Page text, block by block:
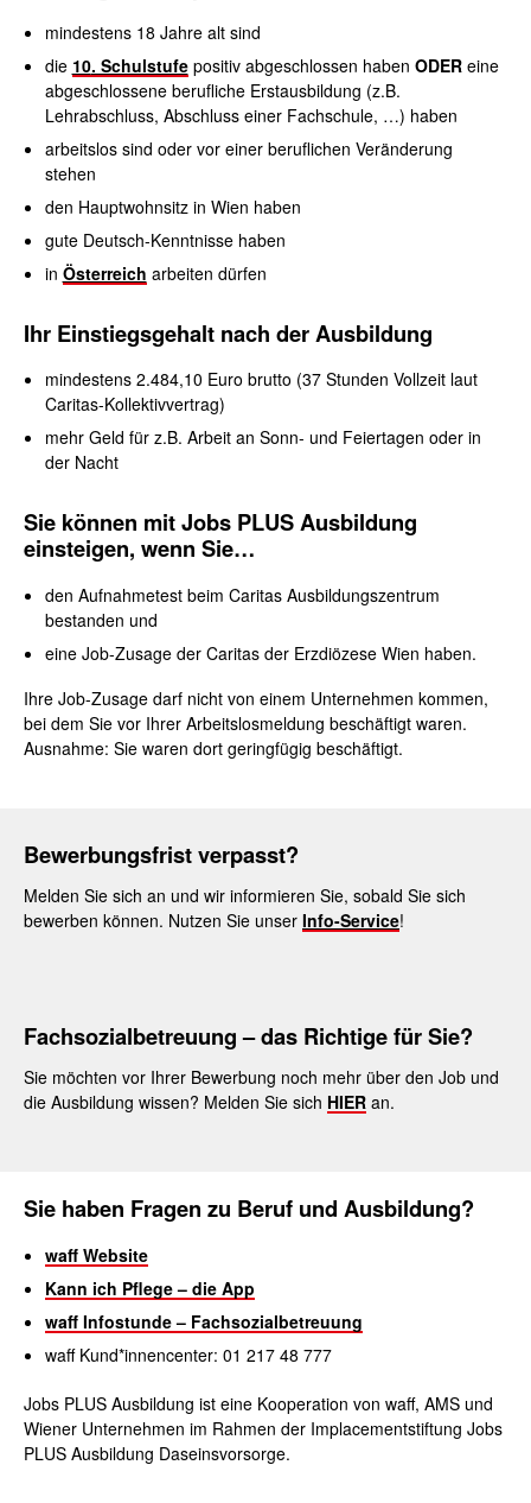
mindestens 18 Jahre alt sind
die 10. Schulstufepositiv abgeschlossen haben ODEReine
abgeschlossene berufliche Erstausbildung (z.B.
Lehrabschluss, Abschluss einer Fachschule, …) haben
arbeitslos sind oder vor einer beruflichen Veränderung
stehen
den Hauptwohnsitz in Wien haben
gute Deutsch-Kenntnisse haben
in Österreich arbeiten dürfen
Ihr Einstiegsgehalt nach der Ausbildung
mindestens 2.484,10 Euro brutto (37 Stunden Vollzeit laut
Caritas-Kollektivvertrag)
mehr Geld für z.B. Arbeit an Sonn- und Feiertagen oder in
der Nacht
Sie können mit Jobs PLUS Ausbildung
einsteigen, wenn Sie…
den Aufnahmetest beim Caritas Ausbildungszentrum
bestanden und
eine Job-Zusage der Caritas der Erzdiözese Wien haben.
Ihre Job-Zusage darf nicht von einem Unternehmen kommen,
bei dem Sie vor Ihrer Arbeitslosmeldung beschäftigt waren.
Ausnahme: Sie waren dort geringfügig beschäftigt.
Bewerbungsfrist verpasst?
Melden Sie sich an und wir informieren Sie, sobald Sie sich
bewerben können. Nutzen Sie unser Info-Service!
Fachsozialbetreuung– das Richtige für Sie?
Sie möchten vor Ihrer Bewerbung noch mehr über den Job und
die Ausbildung wissen? Melden Sie sich HIER an.
Sie haben Fragen zu Beruf und Ausbildung?
waff Website
Kann ich Pflege – die App
waff Infostunde – Fachsozialbetreuung
waff Kund*innen­center: 01 217 48 777
Jobs PLUS Ausbildung ist eine Kooperation von waff, AMS und
Wiener Unternehmen im Rahmen der Implacementstiftung Jobs
PLUS Ausbildung Daseinsvorsorge.